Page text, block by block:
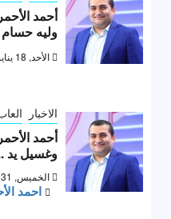
أحمد
وليه
الأحد, 18 يناير 2026, 5:05 ص
الاخبار
أحمد
وغسيل يد
الخميس, 31 يوليو 2025, 11:02 ص
احمد